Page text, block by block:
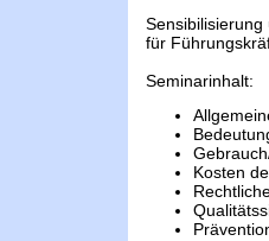
für
Seminarinhalt:
Kosten